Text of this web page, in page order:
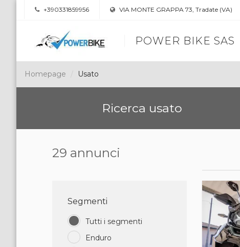
+390331859956 VIA MONTE GRAPPA 73, Tradate (VA)
POWER BIKE SAS
Homepage Usato
Ricerca usato
29 annunci
Segmenti
Tutti i segmenti
Enduro